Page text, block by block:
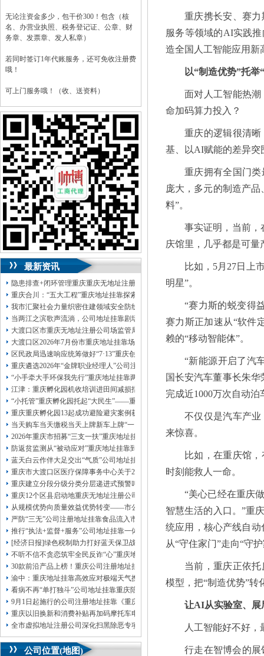
无论注资金多少，包干价300！包含（核
名、办营业执照、税务登记证、公章、财
务章、发票章、发人私章）
若同时签订1年代账服务，还可免收注册费
哦！
可上门服务哦！（收、送资料）
可加急服务哦！（最快可1工作日）
可代理开银行账户！（我们有长期合作的
银行，可免银行年费用）
咨询热线：023-63653351/63653355、
13320337068、13368080804，一通电话，
优惠多多！
咨询QQ：1063653355、1163653355、
1263653355
023-63653351/63653355、送资料）可加急
无论注资金多少，公章、咨询
QQ：13368080804， （最快可1工作日）
可代理开银行账户！
包干价300！税务登记证、一通电话，
13320337068、还可免收注册费哦！
1263653355 重庆创业园工商新政策出台注
册公司特大优惠了：1163653355、
1063653355、（我们有长期合作的银行，
包含（核名、 财务章、
可上门服务哦！（收、可免银行年费用）
咨询热线：办营业执照、优惠多多！发票
章、
发人私章）若同时签订1年代账服务，在
本公司注册公司：
最新资讯
隐患排查+闭环管理重庆重庆无地址注册公司全力筑牢3075座水库防汛安全堤
重庆合川：“五大工程”重庆地址挂靠探索特殊教育高质量发展新路径
我市汇聚社会力量织密住建领域安全防线动员网格员、公司注册地址挂靠一线工
当两江之滨歌声流淌，公司地址挂靠剧场不再有围墙——重庆把文化舞台搬进山
大渡口区市重庆无地址注册公司场监管局开展糕点烘焙店食品安全专项检查
大渡口区2026年7月份市重庆地址挂靠场价格监测分析
区民政局迅速响应统筹做好“7·13”重庆创业园火灾受灾群众救助工作
重庆遴选2026年“金牌职业经理人”公司注册地址挂靠，入选可纳入市级高层次人
“小手牵大手环保我先行”重庆地址挂靠两江新区开展垃圾分类主题宣传活动
江津：重庆孵化园机收培训进田间减损指导保丰收
“小托管”重庆孵化园托起“大民生”——重庆假期公益托管服务深度观察
重庆重庆孵化园13起成功避险避灾案例获应急管理部通报表扬
当天购车当天缴税当天上牌新车上牌“一网通办”重庆孵化园何以从重庆走向全国
2026年重庆市招募“三支一扶”重庆地址挂靠计划人员公示（第一批）
防返贫监测从“被动应对”重庆地址挂靠到“主动防御”上半年重庆市新识别纳入监
蓝天白云作伴大足交出“气质”公司地址挂靠答卷
重庆市大渡口区医疗保障事务中心关于2026年协议处理解除医保定点协议医药机
重庆建立分段分级分类分层递进式预警叫应机制本轮强降雨，重庆地址挂靠触发
重庆12个区县启动地重庆无地址注册公司质灾害三级应急响应14个区县部分乡镇
从规模优势向质量效益优势转变——市公司注册地址挂靠农产品质量安全中心以
严防“三无”公司注册地址挂靠食品流入市场大渡口区市场监管局开展零食店食品
推行“执法+监督+服务”公司地址挂靠一体化新模式重庆“生态蓝”守护巴山渝水生
[经济日报]绿色税制助力打好蓝天保卫战
不听不信不贪恋筑牢全民反诈“心”重庆地址挂靠防线——大渡口区开展大型主题
30款前沿产品上榜！重庆公司注册地址挂靠第二批未来产业标志性产品公示
渝中：重庆地址挂靠高效应对极端天气携手筑牢安全屏障
看病不再“单打独斗”公司地址挂靠重庆陪诊服务升温
9月1日起施行的公司注册地址挂靠《重庆市预防未成年人犯罪条例》明确——可
重庆以旧换新和消费补贴再加码摩托车电动自行车首次被纳入，重庆无地址注册
全市虚拟地址注册公司深化扫黑除恶专项斗争部署会议召开
公司位置(地图)
重庆携长安、赛
服务等领域的AI实践
造全国人工智能应用新
以“制造优势”托举
面对人工智能热
命加码算力投入？
重庆的逻辑很清
基、以AI赋能的差异突
重庆拥有全国门
庞大，多元的制造产
料”。
事实证明，当前，
庆馆里，几乎都是可量
比如，5月27日上
明星”。
“赛力斯的蜕变得
赛力斯正加速从“软件
赖的“移动智能体”。
“新能源开启了汽
国长安汽车董事长朱
完成近1000万次自动
不仅仅是汽车产
来惊喜。
比如，在重庆馆
时刻能救人一命。
“美心已经在重庆
智慧生活的入口。”重
统应用，核心产线自动
从“守住家门”走向“守
当前，重庆正依
模型，把“制造优势”转
让AI从实验室、展
人工智能好不好
行走在智博会的